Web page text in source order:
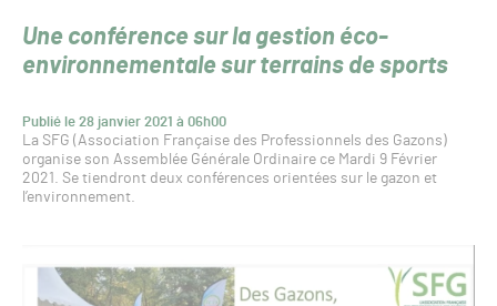
Une conférence sur la gestion éco-
environnementale sur terrains de sports
Publié le 28 janvier 2021 à 06h00
La SFG (Association Française des Professionnels des Gazons)
organise son Assemblée Générale Ordinaire ce Mardi 9 Février
2021. Se tiendront deux conférences orientées sur le gazon et
l’environnement.